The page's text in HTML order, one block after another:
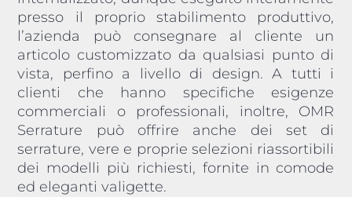
presso il proprio stabilimento produttivo,
l’azienda può consegnare al cliente un
articolo customizzato da qualsiasi punto di
vista, perfino a livello di design. A tutti i
clienti che hanno specifiche esigenze
commerciali o professionali, inoltre, OMR
Serrature può offrire anche dei set di
serrature, vere e proprie selezioni riassortibili
dei modelli più richiesti, fornite in comode
ed eleganti valigette.